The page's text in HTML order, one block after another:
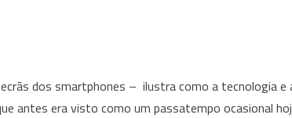
dos smartphones – ilustra como a tecnologia e
antes era visto como um passatempo ocasional